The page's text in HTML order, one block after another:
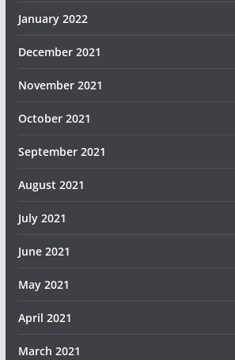
January 2022
December 2021
November 2021
October 2021
September 2021
August 2021
July 2021
June 2021
May 2021
April 2021
March 2021